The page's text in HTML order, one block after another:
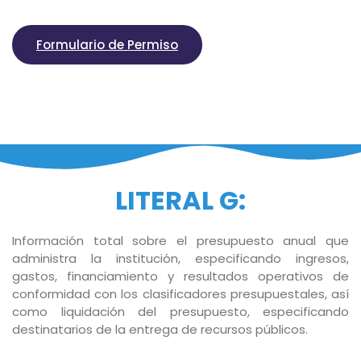
Formulario de Permiso
LITERAL G:
Información total sobre el presupuesto anual que
administra la institución, especificando ingresos,
gastos, financiamiento y resultados operativos de
conformidad con los clasificadores presupuestales, así
como liquidación del presupuesto, especificando
destinatarios de la entrega de recursos públicos.